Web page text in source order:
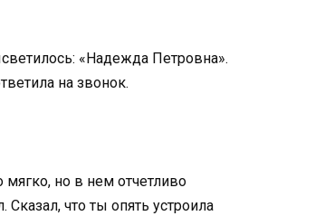
«Надежда Петровна».
на звонок.
но в нем отчетливо
что ты опять устроила